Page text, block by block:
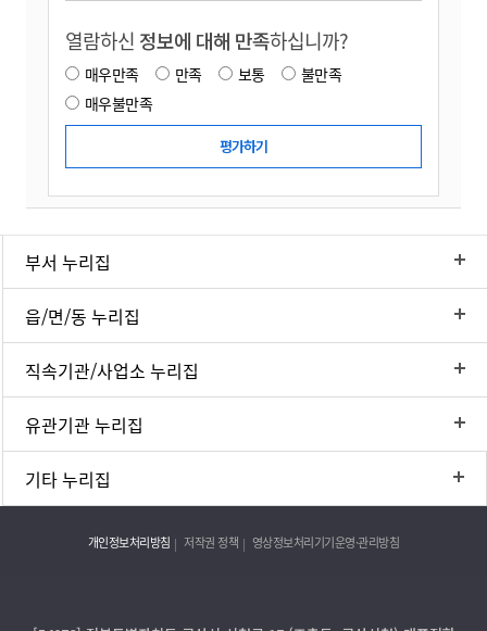
열람하신 정보에 대해 만족하십니까?
매우만족 만족 보통
불만족
매우불만족
부서 누리집
읍/면/동 누리집
직속기관/사업소 누리집
유관기관 누리집
기타 누리집
개인정보처리방침 저작권 정책 영상정보처리기기운영·관리방침